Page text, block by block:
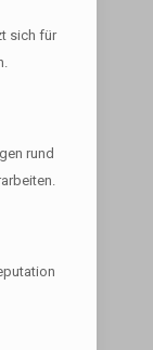
sich für
rund